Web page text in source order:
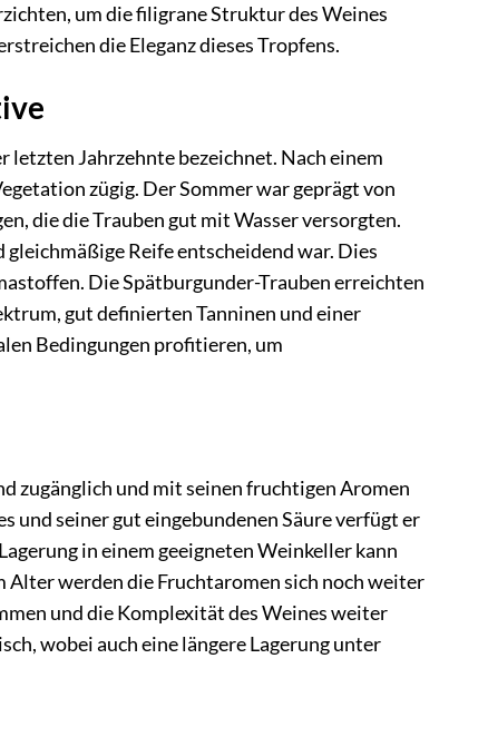
um die filigrane Struktur des Weines
die Eleganz dieses Tropfens.
letzten Jahrzehnte bezeichnet. Nach einem
zügig. Der Sommer war geprägt von
die die Trauben gut mit Wasser versorgten.
Reife entscheidend war. Dies
Die Spätburgunder-Trauben erreichten
gut definierten Tanninen und einer
Bedingungen profitieren, um
zugänglich und mit seinen fruchtigen Aromen
und seiner gut eingebundenen Säure verfügt er
in einem geeigneten Weinkeller kann
werden die Fruchtaromen sich noch weiter
und die Komplexität des Weines weiter
wobei auch eine längere Lagerung unter